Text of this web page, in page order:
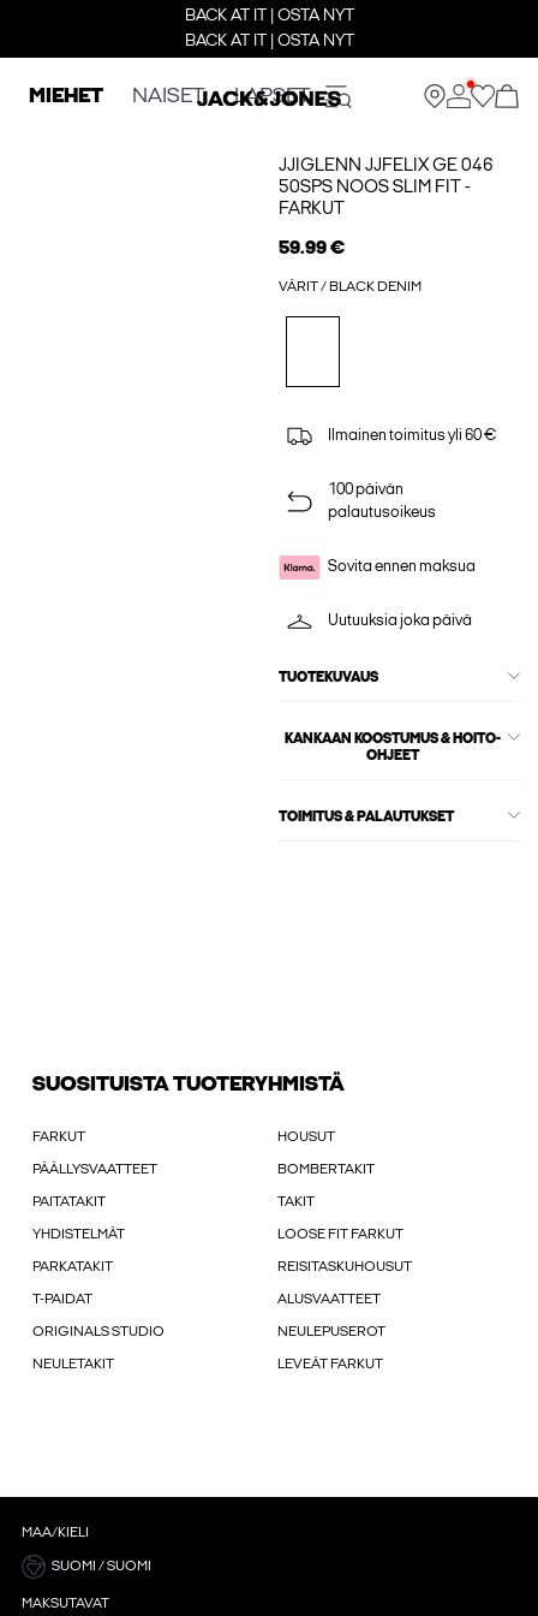
BACK AT IT | OSTA NYT
BACK AT IT | OSTA NYT
MIEHET NAISET LAPSET
JJIGLENN JJFELIX GE 046
50SPS NOOS SLIM FIT -
FARKUT
59.99 €
VÄRIT / BLACK DENIM
Ilmainen toimitus yli 60 €
100 päivän
palautusoikeus
Sovita ennen maksua
Uutuuksia joka päivä
TUOTEKUVAUS
KANKAAN KOOSTUMUS & HOITO-
OHJEET
TOIMITUS & PALAUTUKSET
SUOSITUISTA TUOTERYHMISTÄ
FARKUT HOUSUT
PÄÄLLYSVAATTEET BOMBERTAKIT
PAITATAKIT TAKIT
YHDISTELMÄT LOOSE FIT FARKUT
PARKATAKIT REISITASKUHOUSUT
T-PAIDAT ALUSVAATTEET
ORIGINALS STUDIO NEULEPUSEROT
NEULETAKIT LEVEÄT FARKUT
MAA/KIELI
SUOMI / SUOMI
MAKSUTAVAT